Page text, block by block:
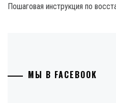
Пошаговая инструкция по
МЫ В FACEBOOK